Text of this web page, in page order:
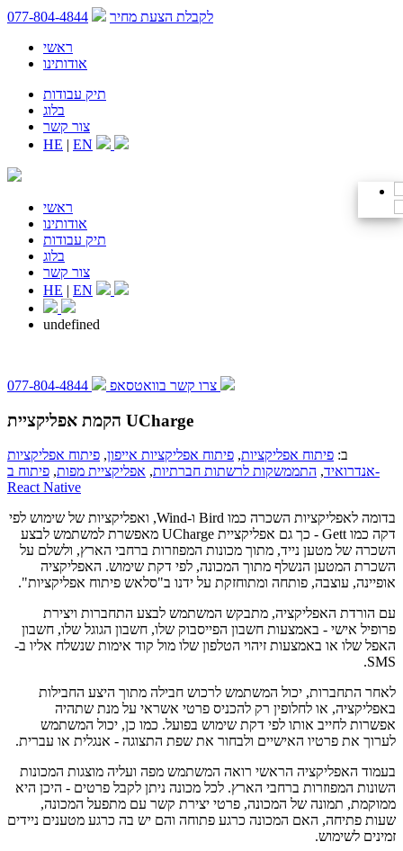
לקבלת הצעת מחיר
077-804-4844
ראשי
אודותינו
תיק עבודות
בלוג
צור קשר
HE | EN
ראשי
אודותינו
תיק עבודות
בלוג
צור קשר
HE | EN
undefined
צרו קשר בוואטסאפ 077-804-4844
הקמת אפליקציית UCharge
ב: פיתוח אפליקציות, פיתוח אפליקציות אייפון, פיתוח אפליקציות
אנדרואיד, התממשקות לרשתות חברתיות, אפליקציית מפות, פיתוח ב-
React Native
בדומה לאפליקציות השכרה כמו Bird ו-Wind, ואפליקציות של שימוש לפי
דקה כמו Gett - כך גם אפליקציית UCharge מאפשרת למשתמש לבצע
השכרה של מטען נייד, מתוך מכונות המפוזרות ברחבי הארץ, ולשלם על
השכרת המטען הנשלף מתוך המכונה, לפי דקת שימוש. האפליקציה
אופיינה, עוצבה, פותחה ומתוחזקת על ידנו ב"סלאש פיתוח אפליקציות".
עם הורדת האפליקציה, מתבקש המשתמש לבצע התחברות ויצירת
פרופיל אישי - באמצעות חשבון הפייסבוק שלו, חשבון הגוגל שלו, חשבון
האפל שלו או באמצעות זיהוי הטלפון שלו מול קוד אימות שנשלח אליו ב-
SMS.
לאחר התחברות, יכול המשתמש לרכוש חבילה מתוך היצע החבילות
באפליקציה, או לחלופין רק להכניס פרטי אשראי על מנת שתהיה
אפשרות לחייב אותו לפי דקת שימוש בפועל. כמו כן, יכול המשתמש
לערוך את פרטיו האישיים ולבחור את שפת התצוגה - אנגלית או עברית.
בעמוד האפליקציה הראשי רואה המשתמש מפה ועליה מוצגות המכונות
השונות המפוזרות ברחבי הארץ. לכל מכונה ניתן לקבל פרטים - היכן היא
ממוקמת, תמונה של המכונה, פרטי יצירת קשר עם מתפעל המכונה,
שעות פתיחה, האם המכונה כרגע פתוחה והם יש בה כרגע מטענים ניידים
זמינים לשימוש.